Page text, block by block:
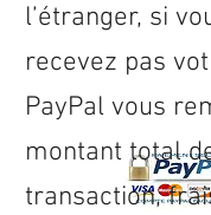
l’étranger, si
recevez pas
PayPal vous
montant total
transaction,